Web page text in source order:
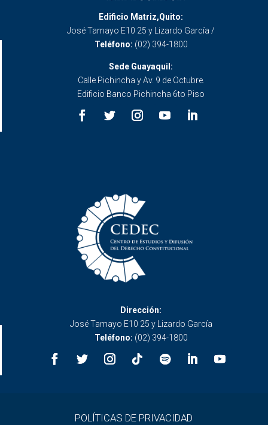
Edificio Matriz,Quito:
José Tamayo E10 25 y Lizardo García /
Teléfono: (02) 394-1800
Sede Guayaquil:
Calle Pichincha y Av. 9 de Octubre.
Edificio Banco Pichincha 6to Piso
Dirección:
José Tamayo E10 25 y Lizardo García
Teléfono: (02) 394-1800
POLÍTICAS DE PRIVACIDAD